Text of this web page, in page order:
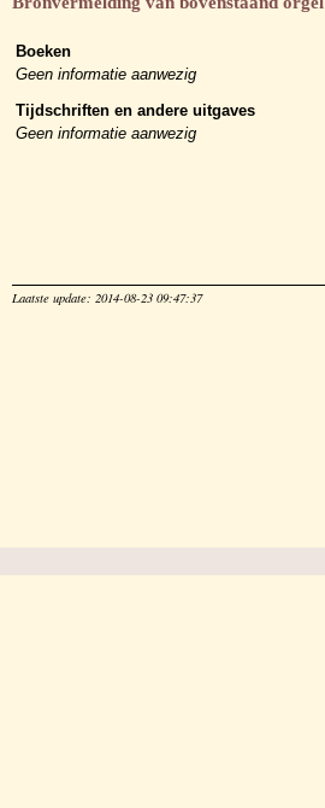
Boeken
Geen informatie aanwezig
Tijdschriften en andere uitgaves
Geen informatie aanwezig
Laatste update: 2014-08-23 09:47:37